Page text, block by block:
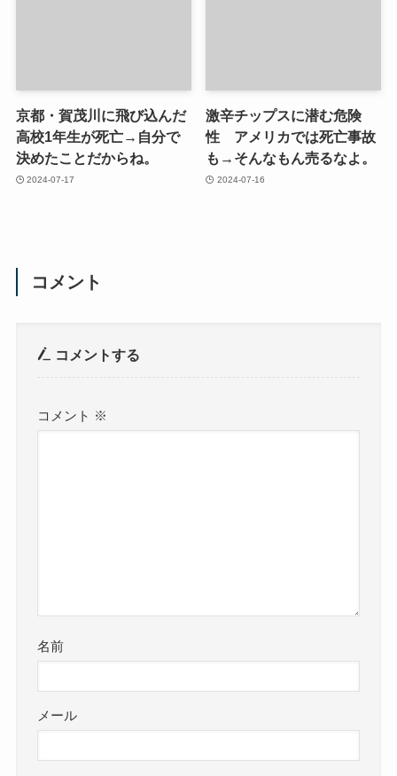
京都・賀茂川に飛び込んだ
高校1年生が死亡→自分で
決めたことだからね。
2024-07-17
激辛チップスに潜む危険
性 アメリカでは死亡事故
も→そんなもん売るなよ。
2024-07-16
コメント
コメントする
コメント ※
名前
メール